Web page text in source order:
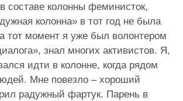
составе колонны феминисток,
колонна» в тот год не была
тот момент я уже был волонтером
знал многих активистов. Я,
идти в колонне, когда рядом
Мне повезло – хороший
радужный фартук. Парень в